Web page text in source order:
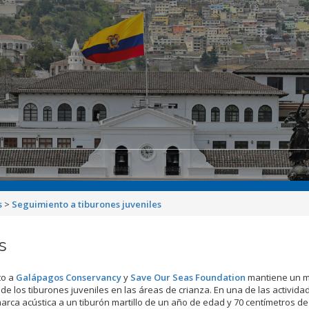
> Seguimiento a tiburones juveniles
a Galápagos Conservancyy Save Our Seas Foundation mantiene un
los tiburones juveniles en las áreas de crianza. En una de las
acústica a un tiburón martillo de un año de edad y 70 centímetros